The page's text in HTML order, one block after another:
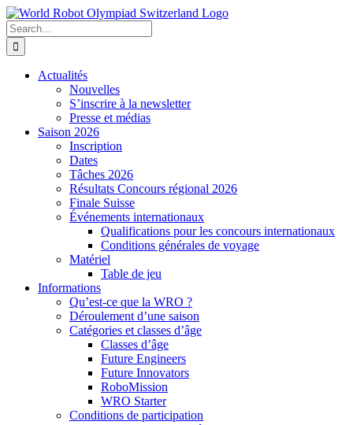
Skip
to
content
Search
for:
Actualités
Nouvelles
S’inscrire à la newsletter
Presse et médias
Saison 2026
Inscription
Dates
Tâches 2026
Résultats Concours régional 2026
Finale Suisse
Événements internationaux
Qualifications pour les concours internationaux
Conditions générales de voyage
Matériel
Table de jeu
Informations
Qu’est-ce que la WRO ?
Déroulement d’une saison
Catégories et classes d’âge
Classes d’âge
Future Engineers
Future Innovators
RoboMission
WRO Starter
Conditions de participation